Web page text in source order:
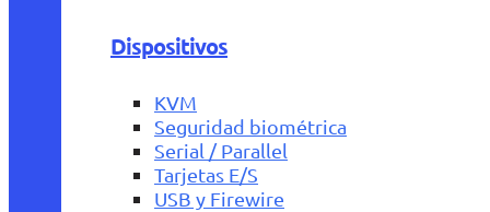
Dispositivos
KVM
Seguridad biométrica
Serial / Parallel
Tarjetas E/S
USB y Firewire